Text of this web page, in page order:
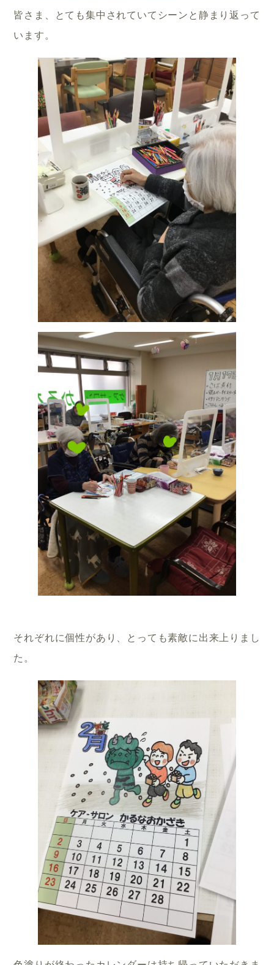
皆さま、とても集中されていてシーンと静まり返って
います。
それぞれに個性があり、とっても素敵に出来上りまし
た。